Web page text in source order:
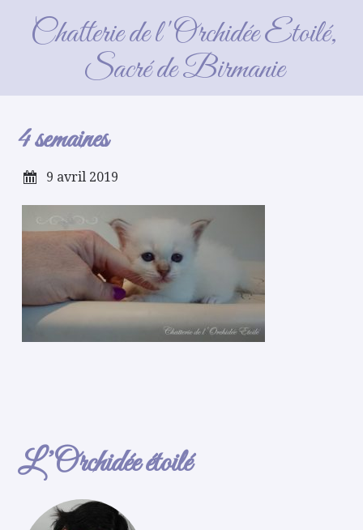
Chatterie de l'Orchidée Etoilé,
Sacré de Birmanie
4 semaines
4 semaines
9 avril 2019
L’Orchidée étoilé